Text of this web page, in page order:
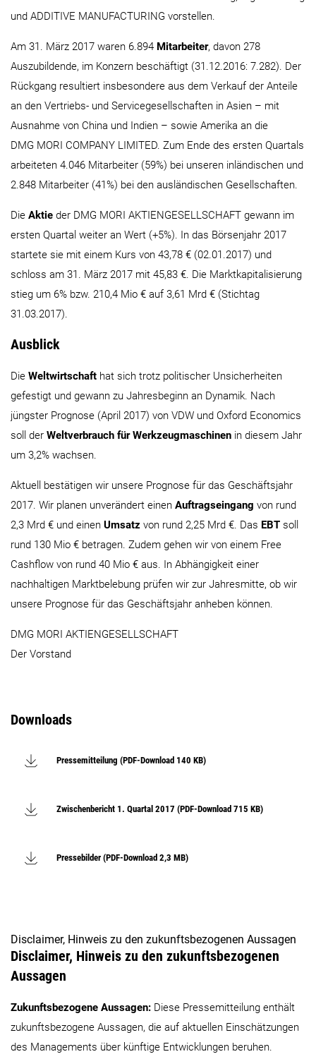
und ADDITIVE MANUFACTURING vorstellen.
Am 31. März 2017 waren 6.894 Mitarbeiter, davon 278
Auszubildende, im Konzern beschäftigt (31.12.2016: 7.282). Der
Rückgang resultiert insbesondere aus dem Verkauf der Anteile
an den Vertriebs- und Servicegesellschaften in Asien – mit
Ausnahme von China und Indien – sowie Amerika an die
DMG MORI COMPANY LIMITED. Zum Ende des ersten Quartals
arbeiteten 4.046 Mitarbeiter (59%) bei unseren inländischen und
2.848 Mitarbeiter (41%) bei den ausländischen Gesellschaften.
Die Aktie der DMG MORI AKTIENGESELLSCHAFT gewann im
ersten Quartal weiter an Wert (+5%). In das Börsenjahr 2017
startete sie mit einem Kurs von 43,78 € (02.01.2017) und
schloss am 31. März 2017 mit 45,83 €. Die Marktkapitalisierung
stieg um 6% bzw. 210,4 Mio € auf 3,61 Mrd € (Stichtag
31.03.2017).
Ausblick
Die Weltwirtschaft hat sich trotz politischer Unsicherheiten
gefestigt und gewann zu Jahresbeginn an Dynamik. Nach
jüngster Prognose (April 2017) von VDW und Oxford Economics
soll der Weltverbrauch für Werkzeugmaschinen in diesem Jahr
um 3,2% wachsen.
Aktuell bestätigen wir unsere Prognose für das Geschäftsjahr
2017. Wir planen unverändert einen Auftragseingang von rund
2,3 Mrd € und einen Umsatz von rund 2,25 Mrd €. Das EBT soll
rund 130 Mio € betragen. Zudem gehen wir von einem Free
Cashflow von rund 40 Mio € aus. In Abhängigkeit einer
nachhaltigen Marktbelebung prüfen wir zur Jahresmitte, ob wir
unsere Prognose für das Geschäftsjahr anheben können.
DMG MORI AKTIENGESELLSCHAFT
Der Vorstand
Downloads
Pressemitteilung (PDF-Download 140 KB)
Zwischenbericht 1. Quartal 2017 (PDF-Download 715 KB)
Pressebilder (PDF-Download 2,3 MB)
Disclaimer, Hinweis zu den zukunftsbezogenen Aussagen
Disclaimer, Hinweis zu den zukunftsbezogenen
Aussagen
Zukunftsbezogene Aussagen: Diese Pressemitteilung enthält
zukunftsbezogene Aussagen, die auf aktuellen Einschätzungen
des Managements über künftige Entwicklungen beruhen.